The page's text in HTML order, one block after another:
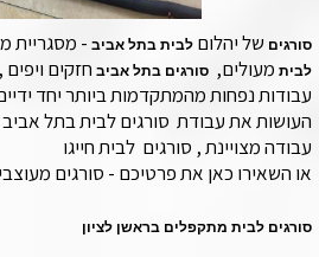
סורגים של יהלוםלבית בתל אביב - מסגריית
לבית מעולים,סורגים בתל אביב חזקים
עבודות נפחות מהמתקדמות ביותר יחד ידיים
העושות את עבודת סורגים לביתבתל אביב
עבודהמצויינת, סורגים לבית חייגו
או השאירו כאן את פרטיכם - סורגים
סורגים לבית מתקפלים בראשן לציון